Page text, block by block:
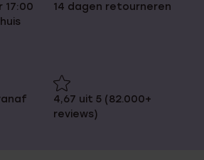
17:00
14 dagen retourneren
4,67 uit 5 (82.000+
reviews)